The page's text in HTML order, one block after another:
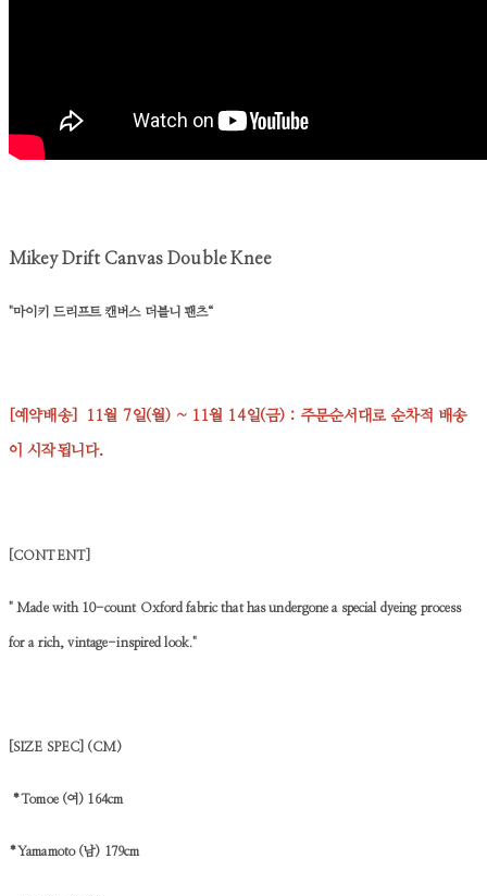
Mikey Drift Canvas Double Knee
"마이키 드리프트 캔버스 더블니 팬츠“
[예약배송] 11월 7일(월) ~ 11월 14일(금) : 주문순서대로 순차적 배송
이 시작됩니다.
[CONTENT]
" Made with 10-count Oxford fabricthat has undergone a special dyeing process
for a rich, vintage-inspired look."
[SIZE SPEC] (CM)
*Tomoe (여) 164cm
*Yamamoto (남) 179cm